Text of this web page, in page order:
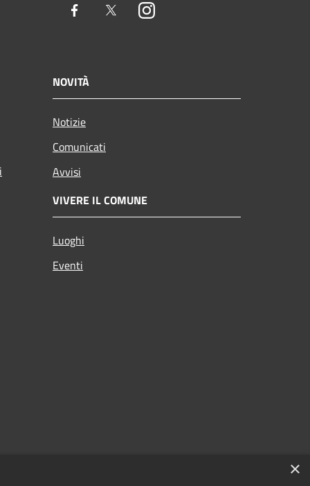
Facebook TwitterInstagram
NOVITÀ
Notizie
Comunicati
Avvisi
VIVERE IL COMUNE
Luoghi
Eventi
×